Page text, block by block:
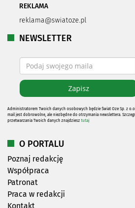
REKLAMA
reklama@swiatoze.pl
NEWSLETTER
Administratorem Twoich danych osobowych będzie Świat Oze Sp. z
mail jest dobrowolne, ale niezbędne do otrzymania newslettera.
przetwarzania Twoich danych znajdziesz tutaj
O PORTALU
Poznaj redakcję
Współpraca
Patronat
Praca w redakcji
Kontakt